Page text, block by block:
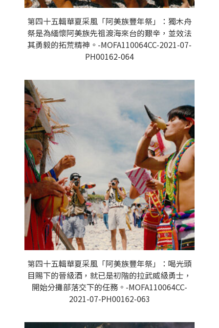
第四十五輯華夏采風「阿美族豐年祭」：獨木舟
祭是為緬懷阿美族先祖渡海來台的艱辛，並效法
其勇毅的拓荒精神。-MOFA110064CC-2021-07-
PH00162-064
第四十五輯華夏采風「阿美族豐年祭」：喝光頭
目賜下的晉級酒，就已是初階的拉武威級勇士，
開始分攤部落交下的任務。-MOFA110064CC-
2021-07-PH00162-063